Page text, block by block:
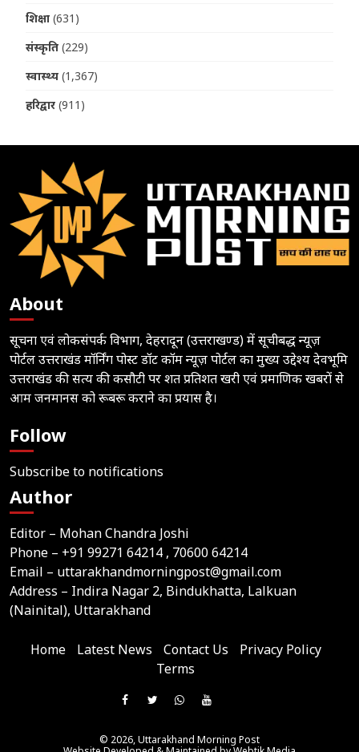
शिक्षा (631)
संस्कृति (229)
स्वास्थ्य (1,367)
हरिद्वार (911)
About
सूचना एवं लोकसंपर्क विभाग, देहरादून (उत्तराखण्ड) में सूचीबद्ध न्यूज़
पोर्टल उत्तराखंड मॉर्निंग पोस्ट डॉट कॉम न्यूज़ पोर्टल का मुख्य उद्देश्य देवभूमि
उत्तराखंड की सत्य की कसौटी पर शत प्रतिशत खरी एवं प्रमाणिक खबरों से
आम जनमानस को रूबरू कराने का प्रयास है।
Follow
Subscribe to notifications
Author
Editor – Mohan Chandra Joshi
Phone – +91 99271 64214 , 70600 64214
Email – uttarakhandmorningpost@gmail.com
Address – Indira Nagar 2, Bindukhatta, Lalkuan
(Nainital), Uttarakhand
Home Latest News Contact Us
Privacy Policy
Terms
Like
On
Follow
On
Join
WhatsApp
Subscribe
YouTube
on
© 2026,Uttarakhand Morning Post